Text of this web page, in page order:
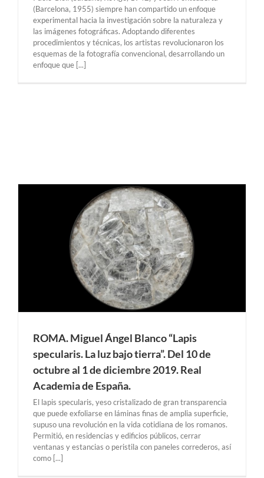
(Barcelona, ​​1955) siempre han compartido un enfoque
experimental hacia la investigación sobre la naturaleza y
las imágenes fotográficas. Adoptando diferentes
procedimientos y técnicas, los artistas revolucionaron los
esquemas de la fotografía convencional, desarrollando un
enfoque que [...]
ROMA. Miguel Ángel Blanco “Lapis
specularis. La luz bajo tierra”. Del 10 de
octubre al 1 de diciembre 2019. Real
Academia de España.
El lapis specularis, yeso cristalizado de gran transparencia
que puede exfoliarse en láminas finas de amplia superficie,
supuso una revolución en la vida cotidiana de los romanos.
Permitió, en residencias y edificios públicos, cerrar
ventanas y estancias o peristila con paneles correderos, así
como [...]